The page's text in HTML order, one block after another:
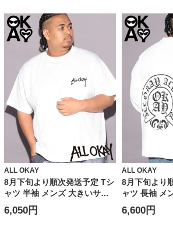
ALL OKAY
8月下旬より順次発送予定 Tシ
ャツ 半袖 メンズ 大きいサイ
ズ ワンポイント刺繍×バック
サークルプリント クルーネッ
6,050円
ALL OKAY
8月下旬より
ャツ 長袖 メ
ズ オールド
ゴ ロングス
6,600円